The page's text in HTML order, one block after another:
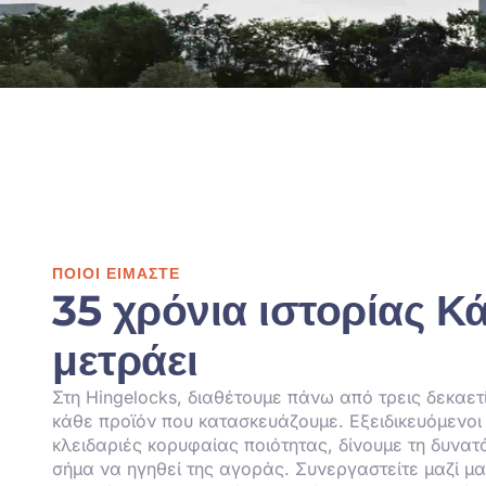
ΠΟΙΟΙ ΕΊΜΑΣΤΕ
35 χρόνια ιστορίας
μετράει
Στη Hingelocks, διαθέτουμε πάνω από τρεις
κάθε προϊόν που κατασκευάζουμε.
κλειδαριές κορυφαίας ποιότητας, δίνουμε τη
σήμα να ηγηθεί της αγοράς. Συνεργαστείτε μαζί